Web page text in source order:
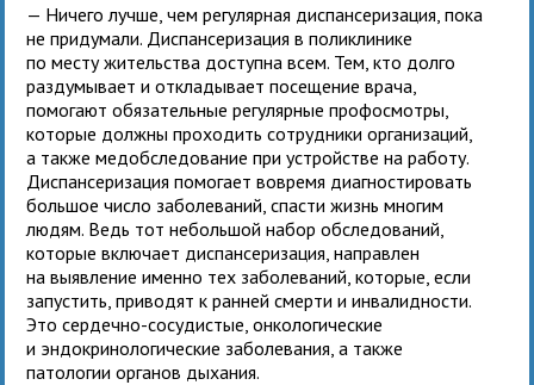
— Ничего лучше, чем регулярная диспансеризация, пока
не придумали. Диспансеризация в поликлинике
по месту жительства доступна всем. Тем, кто долго
раздумывает и откладывает посещение врача,
помогают обязательные регулярные профосмотры,
которые должны проходить сотрудники организаций,
а также медобследование при устройстве на работу.
Диспансеризация помогает вовремя диагностировать
большое число заболеваний, спасти жизнь многим
людям. Ведь тот небольшой набор обследований,
которые включает диспансеризация, направлен
на выявление именно тех заболеваний, которые, если
запустить, приводят к ранней смерти и инвалидности.
Это сердечно-сосудистые, онкологические
и эндокринологические заболевания, а также
патологии органов дыхания.